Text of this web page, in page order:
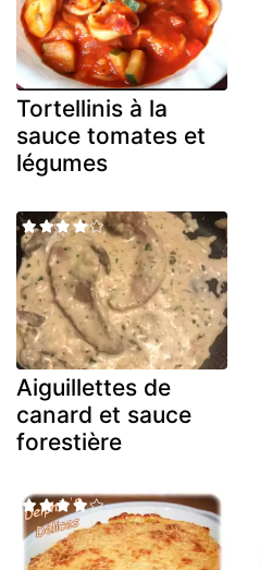
Tortellinis à la
sauce tomates et
légumes
Aiguillettes de
canard et sauce
forestière